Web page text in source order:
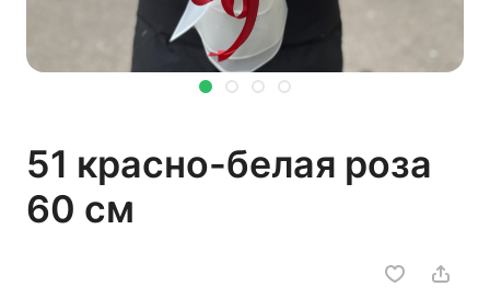
51 красно-белая роза
60 см